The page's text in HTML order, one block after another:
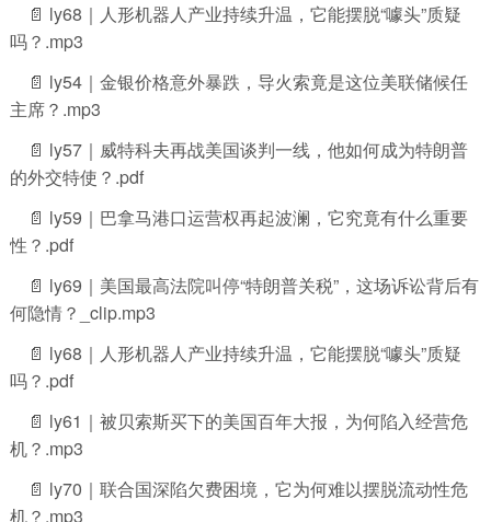
📄 ly68｜人形机器人产业持续升温，它能摆脱“噱头”质疑
吗？.mp3
📄 ly54｜金银价格意外暴跌，导火索竟是这位美联储候任
主席？.mp3
📄 ly57｜威特科夫再战美国谈判一线，他如何成为特朗普
的外交特使？.pdf
📄 ly59｜巴拿马港口运营权再起波澜，它究竟有什么重要
性？.pdf
📄 ly69｜美国最高法院叫停“特朗普关税”，这场诉讼背后有
何隐情？_clip.mp3
📄 ly68｜人形机器人产业持续升温，它能摆脱“噱头”质疑
吗？.pdf
📄 ly61｜被贝索斯买下的美国百年大报，为何陷入经营危
机？.mp3
📄 ly70｜联合国深陷欠费困境，它为何难以摆脱流动性危
机？.mp3